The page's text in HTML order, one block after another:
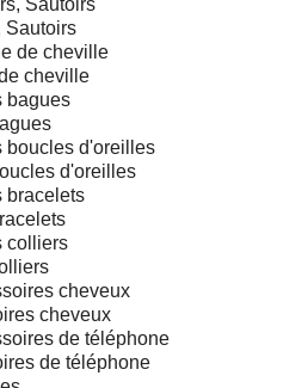
Sautoirs
cheville
d'oreilles
cheveux
de téléphone